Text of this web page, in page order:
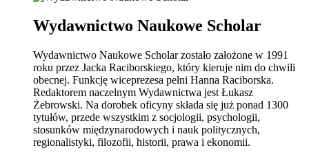
Wydawnictwo Naukowe Scholar
Wydawnictwo Naukowe Scholar zostało założone w 1991
roku przez Jacka Raciborskiego, który kieruje nim do chwili
obecnej. Funkcję wiceprezesa pełni Hanna Raciborska.
Redaktorem naczelnym Wydawnictwa jest Łukasz
Żebrowski. Na dorobek oficyny składa się już ponad 1300
tytułów, przede wszystkim z socjologii, psychologii,
stosunków międzynarodowych i nauk politycznych,
regionalistyki, filozofii, historii, prawa i ekonomii.